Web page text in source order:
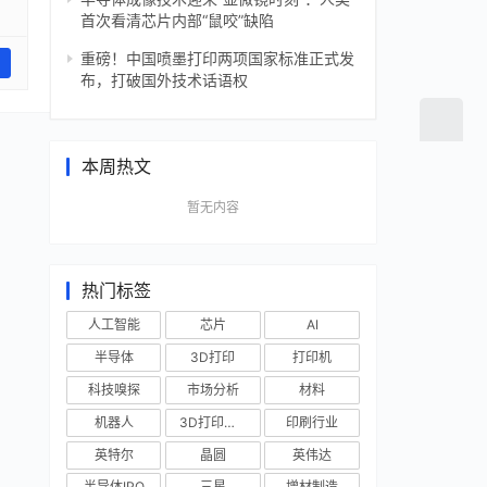
首次看清芯片内部“鼠咬”缺陷
重磅！中国喷墨打印两项国家标准正式发
布，打破国外技术话语权
本周热文
暂无内容
热门标签
人工智能 芯片
AI
半导体
3D打印
打印机
科技嗅探
市场分析
材料
机器人
3D打印技术
印刷行业
英特尔
晶圆
英伟达